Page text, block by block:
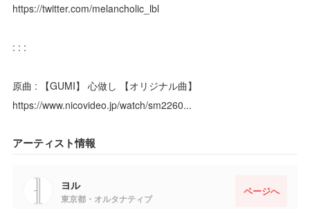
https://twitter.com/melancholic_lbl​
: : :
原曲 : 【GUMI】 心做し 【オリジナル曲】
https://www.nicovideo.jp/watch/sm2260...
アーティスト情報
ヨル
東京都・オルタナティブ
ページへ